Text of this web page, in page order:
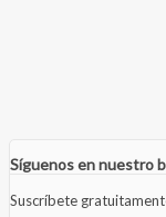
Síguenos en nuestro
Suscríbete